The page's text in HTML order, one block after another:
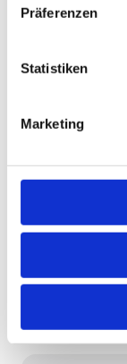
Präferenzen
Statistiken
Marketing
Premium
Premium